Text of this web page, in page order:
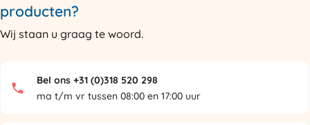
producten?
Wij staan u graag te woord.
Bel ons +31 (0)318 520 298
ma t/m vr tussen 08:00 en 17:00 uur